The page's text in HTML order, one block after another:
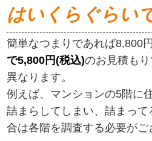
はいくらぐらい
簡単なつまりであれば8,800
で5,800円(税込)のお見積も
異なります。
例えば、マンションの5階に
詰まらしてしまい、詰まっ
合は各階を調査する必要がご